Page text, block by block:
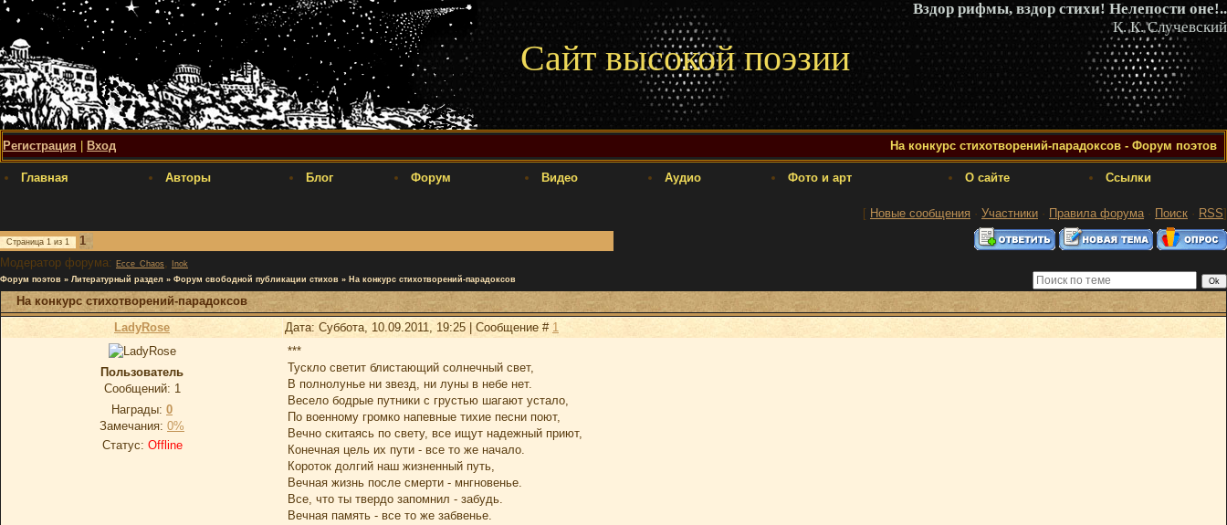
Вздор рифмы, вздор стихи! Нелепости оне!..
К. К. Случевский
Сайт высокой поэзии
Регистрация Вход На конкурс стихотворений-парадоксов - Форум поэтов
Главная Авторы Блог Форум Видео Аудио Фото и арт О сайте Ссылки
[ Новые сообщения · Участники · Правила форума· Поиск · RSS]
Страница 1 из 1
1
Модератор форума: Ecce_Chaos ,
Inok
Форум поэтов » Литературный раздел » Форум свободной публикации стихов » На конкурс стихотворений-парадоксов
На конкурс стихотворений-парадоксов
LadyRose
Дата: Суббота, 10.09.2011, 19:25 | Сообщение # 1
Пользователь
Сообщений: 1
Награды: 0
Замечания: 0%
Статус: Offline
***
Тускло светит блистающий солнечный свет,
В полнолунье ни звезд, ни луны в небе нет.
Весело бодрые путники с грустью шагают устало,
По военному громко напевные тихие песни поют,
Вечно скитаясь по свету, все ищут надежный приют,
Конечная цель их пути - все то же начало.
Короток долгий наш жизненный путь,
Вечная жизнь после смерти - мнгновенье.
Все, что ты твердо запомнил - забудь.
Вечная память - все то же забвенье.